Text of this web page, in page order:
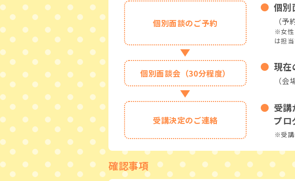
個別面談のご予約
個別
（
※女性
は担
個別面談会（30分程度）
現在
（
受講決定のご連絡
受講
プロ
※受講
確認事項